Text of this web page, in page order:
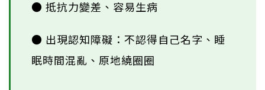
● 抵抗力變差、容易生病
● 出現認知障礙：不認得自己名字、睡
眠時間混亂、原地繞圈圈